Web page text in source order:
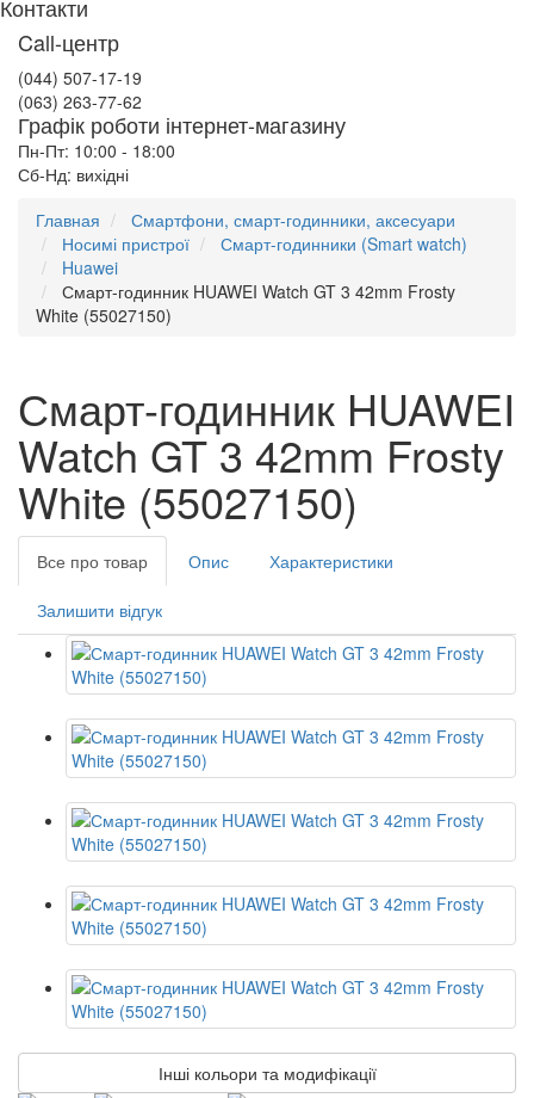
Контакти
Call-центр
(044) 507-17-19
(063) 263-77-62
Графік роботи інтернет-магазину
Пн-Пт: 10:00 - 18:00
Сб-Нд: вихідні
Главная
Смартфони, смарт-годинники, аксесуари
Носимі пристрої
Смарт-годинники (Smart watch)
Huawei
Смарт-годинник HUAWEI Watch GT 3 42mm Frosty
White (55027150)
Смарт-годинник HUAWEI
Watch GT 3 42mm Frosty
White (55027150)
Все про товар Опис Характеристики
Залишити відгук
Інші кольори та модифікації